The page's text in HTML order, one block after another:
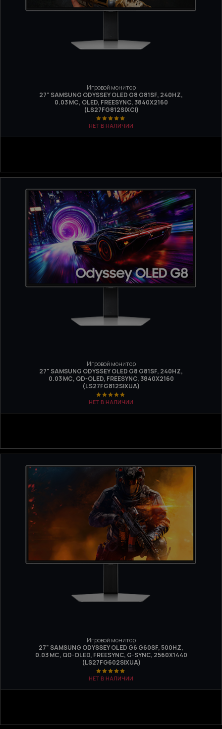
Игровой монитор
27" SAMSUNG ODYSSEY OLED G8 G81SF, 240HZ,
0.03 МС, OLED, FREESYNC, 3840Х2160
(LS27FG812SIXCI)
НЕТ В НАЛИЧИИ
Игровой монитор
27" SAMSUNG ODYSSEY OLED G8 G81SF, 240HZ,
0.03 МС, QD-OLED, FREESYNC, 3840Х2160
(LS27FG812SIXUA)
НЕТ В НАЛИЧИИ
Игровой монитор
27" SAMSUNG ODYSSEY OLED G6 G60SF, 500HZ,
0.03 МС, QD-OLED, FREESYNC, G-SYNC, 2560Х1440
(LS27FG602SIXUA)
НЕТ В НАЛИЧИИ